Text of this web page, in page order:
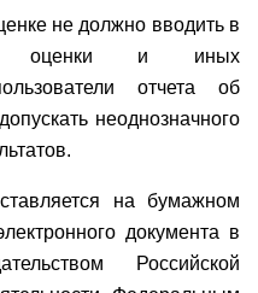
не должно вводить в
оценки и иных
отчета об
неоднозначного
на бумажном
документа в
Российской